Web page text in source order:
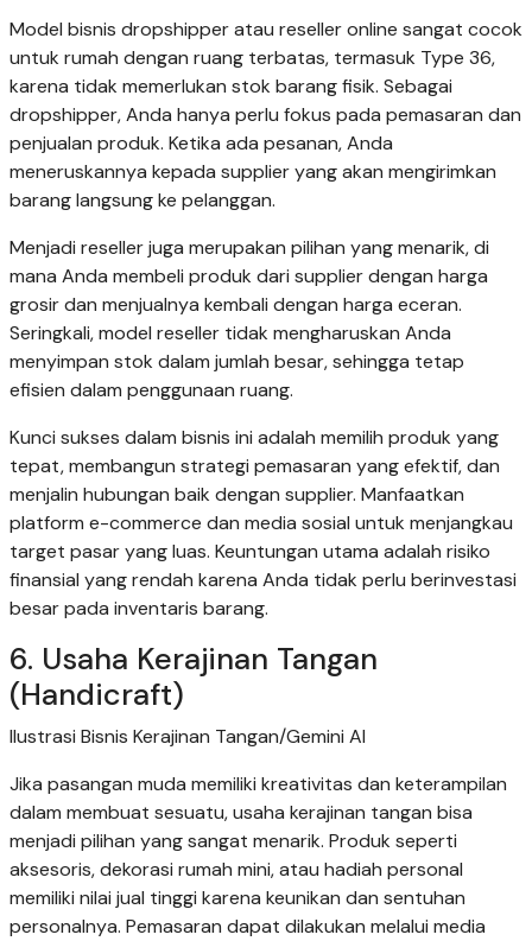
Model bisnis dropshipper atau reseller online sangat cocok
untuk rumah dengan ruang terbatas, termasuk Type 36,
karena tidak memerlukan stok barang fisik. Sebagai
dropshipper, Anda hanya perlu fokus pada pemasaran dan
penjualan produk. Ketika ada pesanan, Anda
meneruskannya kepada supplier yang akan mengirimkan
barang langsung ke pelanggan.
Menjadi reseller juga merupakan pilihan yang menarik, di
mana Anda membeli produk dari supplier dengan harga
grosir dan menjualnya kembali dengan harga eceran.
Seringkali, model reseller tidak mengharuskan Anda
menyimpan stok dalam jumlah besar, sehingga tetap
efisien dalam penggunaan ruang.
Kunci sukses dalam bisnis ini adalah memilih produk yang
tepat, membangun strategi pemasaran yang efektif, dan
menjalin hubungan baik dengan supplier. Manfaatkan
platform e-commerce dan media sosial untuk menjangkau
target pasar yang luas. Keuntungan utama adalah risiko
finansial yang rendah karena Anda tidak perlu berinvestasi
besar pada inventaris barang.
6. Usaha Kerajinan Tangan
(Handicraft)
Ilustrasi Bisnis Kerajinan Tangan/Gemini AI
Jika pasangan muda memiliki kreativitas dan keterampilan
dalam membuat sesuatu, usaha kerajinan tangan bisa
menjadi pilihan yang sangat menarik. Produk seperti
aksesoris, dekorasi rumah mini, atau hadiah personal
memiliki nilai jual tinggi karena keunikan dan sentuhan
personalnya. Pemasaran dapat dilakukan melalui media